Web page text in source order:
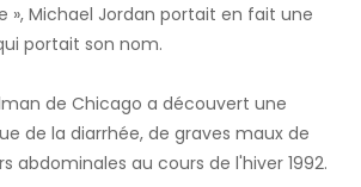
», Michael Jordan portait en fait une
portait son nom.
de Chicago a découvert une
de la diarrhée, de graves maux de
abdominales au cours de l'hiver 1992.